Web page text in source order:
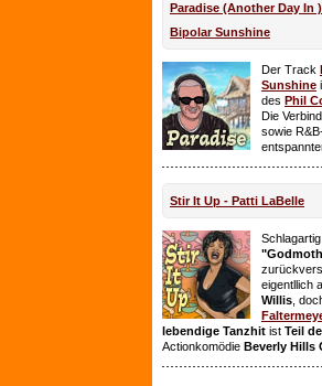
Paradise (Another Day In
Bipolar Sunshine
Der Track
Sunshine
des Phil
Die
sowie
Stir It Up - Patti LaBelle
eigentllich
Willis ,
lebendige Tanzhit ist Teil
Actionkomödie Beverly Hills